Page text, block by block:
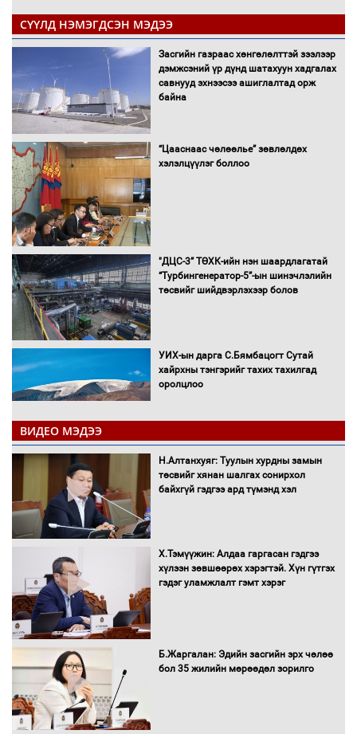
СҮҮЛД НЭМЭГДСЭН МЭДЭЭ
Засгийн газраас хөнгөлөлттэй зээлээр
дэмжсэний үр дүнд шатахуун хадгалах
савнууд эхнээсээ ашиглалтад орж
байна
“Цааснаас чөлөөлье” зөвлөлдөх
хэлэлцүүлэг боллоо
"ДЦС-3” ТӨХК-ийн нэн шаардлагатай
“Турбингенератор-5”-ын шинэчлэлийн
төсвийг шийдвэрлэхээр болов
УИХ-ын дарга С.Бямбацогт Сутай
хайрхны тэнгэрийг тахих тахилгад
оролцлоо
С.Амарсайхан: Иргэдийг хохироосон
ААН-ийн нуугтмал хөрөнгийг
битүүмжлэнэ
Н.Номтойбаяр: Аймгуудад тулгамдаж
буй асуудлуудыг Засгийн газрын
хуралдаанд танилцуулж,
эрэгтэйчүүдийн волейболын тэмцээнд
оролцож байгаа баг тамирчдад
ВИДЕО МЭДЭЭ
Н.Алтанхуяг: Туулын хурдны замын
төсвийг хянан шалгах сонирхол
байхгүй гэдгээ ард түмэнд хэл
Х.Тэмүүжин: Алдаа гаргасан гэдгээ
хүлээн зөвшөөрөх хэрэгтэй. Хүн гүтгэх
гэдэг уламжлалт гэмт хэрэг
Б.Жаргалан: Эдийн засгийн эрх чөлөө
бол 35 жилийн мөрөөдөл зорилго